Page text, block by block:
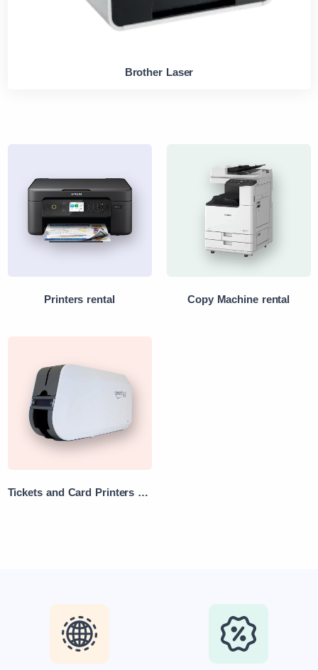
Brother Laser
Printers rental Copy Machine rental
Tickets and Card Printers rental